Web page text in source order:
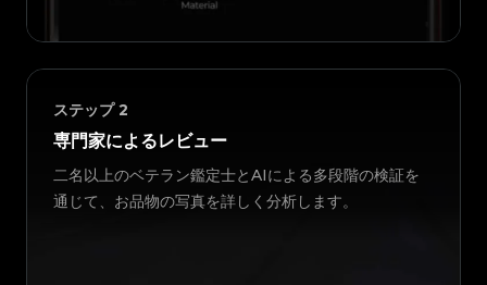
ステップ 2
専門家によるレビュー
二名以上のベテラン鑑定士とAIによる多段階の検証を
通じて、お品物の写真を詳しく分析します。